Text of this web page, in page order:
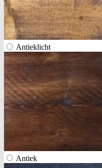
Antieklicht
Antiek